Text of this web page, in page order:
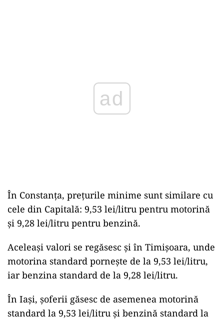
ad
În Constanța, prețurile minime sunt similare cu
cele din Capitală: 9,53 lei/litru pentru motorină
și 9,28 lei/litru pentru benzină.
Aceleași valori se regăsesc și în Timișoara, unde
motorina standard pornește de la 9,53 lei/litru,
iar benzina standard de la 9,28 lei/litru.
În Iași, șoferii găsesc de asemenea motorină
standard la 9,53 lei/litru și benzină standard la